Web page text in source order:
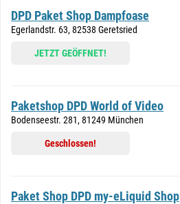
DPD Paket Shop Dampfoase
Egerlandstr. 63, 82538 Geretsried
JETZT GEÖFFNET!
Paketshop DPD World of Video
Bodenseestr. 281, 81249 München
Geschlossen!
Paket Shop DPD my-eLiquid Shop